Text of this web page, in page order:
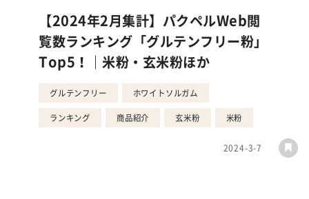
【2024年2月集計】パクペルWeb閲
覧数ランキング「グルテンフリー粉」
Top5！｜米粉・玄米粉ほか
グルテンフリー ホワイトソルガム
ランキング 商品紹介 玄米粉 米粉
2024-3-7